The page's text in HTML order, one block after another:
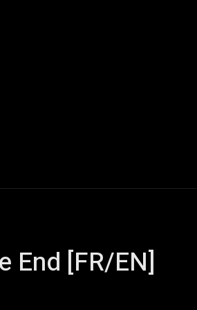
End [FR/EN]